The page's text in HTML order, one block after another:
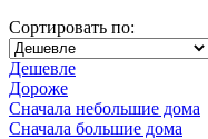
Сортировать по:
Дешевле
Дороже
Сначала небольшие дома
Сначала большие дома